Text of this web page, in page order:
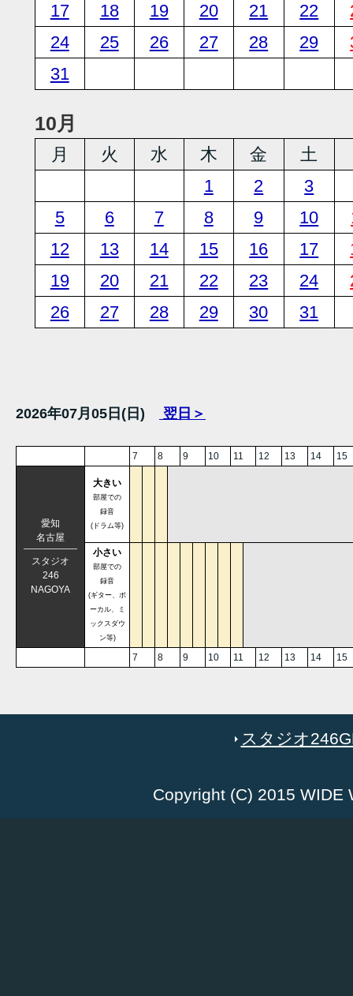
17
18 19 20 21 22
24
25 26 27 28 29
31
10月
月 火 水 木 金 土
1
2
3
5
6 7 8 9 10
12
13 14 15 16 17
19
20 21 22 23 24
26
27 28 29 30 31
2026年07月05日(日) 翌日＞
7 8 9 10 11 12 13 14 15
愛知
名古屋
スタジオ
246
NAGOYA
大きい
部屋での
録音
(ドラム等)
小さい
部屋での
録音
(ギター、ボ
ーカル、ミ
ックスダウ
ン等)
7 8 9 10 11 12 13 14 15
スタジオ
Copyright (C) 2015 WIDE